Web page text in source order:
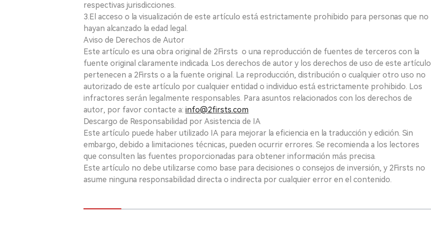
respectivas jurisdicciones.
3.El acceso o la visualización de este artículo está estrictamente prohibido para personas que no
hayan alcanzado la edad legal.
Aviso de Derechos de Autor
Este artículo es una obra original de 2Firsts o una reproducción de fuentes de terceros con la
fuente original claramente indicada. Los derechos de autor y los derechos de uso de este artículo
pertenecen a 2Firsts o a la fuente original. La reproducción, distribución o cualquier otro uso no
autorizado de este artículo por cualquier entidad o individuo está estrictamente prohibido. Los
infractores serán legalmente responsables. Para asuntos relacionados con los derechos de
autor, por favor contacte a: info@2firsts.com
Descargo de Responsabilidad por Asistencia de IA
Este artículo puede haber utilizado IA para mejorar la eficiencia en la traducción y edición. Sin
embargo, debido a limitaciones técnicas, pueden ocurrir errores. Se recomienda a los lectores
que consulten las fuentes proporcionadas para obtener información más precisa.
Este artículo no debe utilizarse como base para decisiones o consejos de inversión, y 2Firsts no
asume ninguna responsabilidad directa o indirecta por cualquier error en el contenido.